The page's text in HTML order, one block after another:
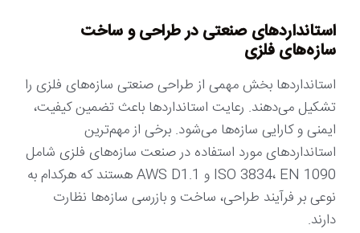
استانداردهای صنعتی در طراحی و ساخت
سازه‌های فلزی
استانداردها بخش مهمی از طراحی صنعتی سازه‌های فلزی را
تشکیل می‌دهند. رعایت استانداردها باعث تضمین کیفیت،
ایمنی و کارایی سازه‌ها می‌شود. برخی از مهم‌ترین
استانداردهای مورد استفاده در صنعت سازه‌های فلزی شامل
ISO 3834، EN 1090 و AWS D1.1 هستند که هرکدام به
نوعی بر فرآیند طراحی، ساخت و بازرسی سازه‌ها نظارت
دارند.